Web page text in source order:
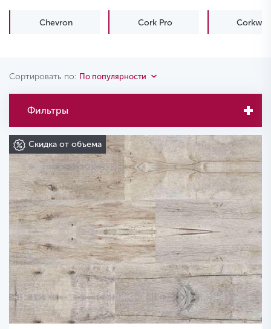
Chevron Cork Pro
Сортировать по: По популярности
Фильтры
Скидка от объема